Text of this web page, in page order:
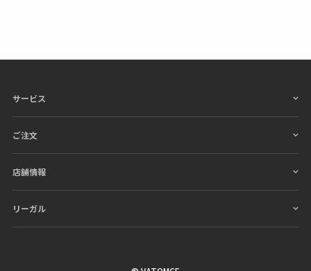
サービス
ご注文
店舗情報
リーガル